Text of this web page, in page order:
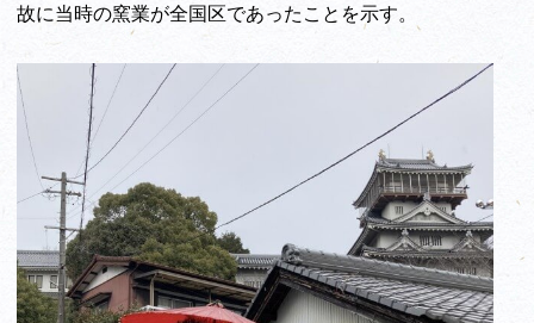
故に当時の窯業が全国区であったことを示す。